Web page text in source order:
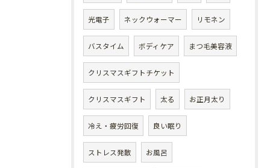
光電子 ネックウォーマー リモネン
バスタイム ボディケア まつ毛美容液
クリスマスギフトチケット
クリスマスギフト 太る お正月太り
冷え・疲労回復 良い眠り
ストレス発散 お風呂